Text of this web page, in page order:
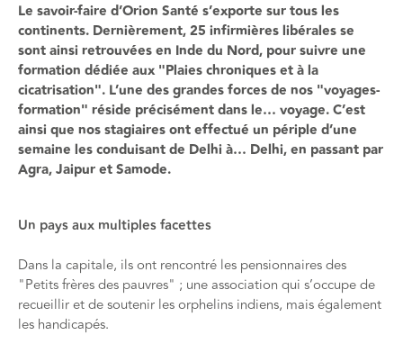
Le savoir-faire d’Orion Santé s’exporte sur tous les
continents. Dernièrement, 25 infirmières libérales se
sont ainsi retrouvées en Inde du Nord, pour suivre une
formation dédiée aux "Plaies chroniques et à la
cicatrisation". L’une des grandes forces de nos "voyages-
formation" réside précisément dans le… voyage. C’est
ainsi que nos stagiaires ont effectué un périple d’une
semaine les conduisant de Delhi à… Delhi, en passant par
Agra, Jaipur et Samode.
Un pays aux multiples facettes
Dans la capitale, ils ont rencontré les pensionnaires des
"Petits frères des pauvres" ; une association qui s’occupe de
recueillir et de soutenir les orphelins indiens, mais également
les handicapés.